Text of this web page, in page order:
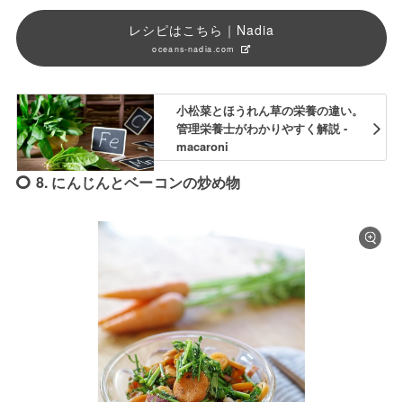
レシピはこちら｜Nadia
oceans-nadia.com
小松菜とほうれん草の栄養の違い。
管理栄養士がわかりやすく解説 -
macaroni
8. にんじんとベーコンの炒め物